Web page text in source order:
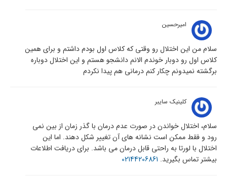
امیرحسین
سلام من این اختلال رو وقتی که کلاس اول بودم داشتم و برای همین
کلاس اول رو دوبار خوندم الانم دانشجو هستم و این اختلال دوباره
برگشته نمیدونم چکار کنم درمانی هم پیدا نکردم
کلینیک سایبر
سلام، اختلال خواندن در صورت عدم درمان با گذر زمان از بین نمی
رود و فقط ممکن است نشانه های آن تغییر شکل دهند. اما این
اختلال با لورتا به راحتی قابل درمان می باشد. برای دریافت اطلاعات
بیشتر تماس بگیرید. 02144206861